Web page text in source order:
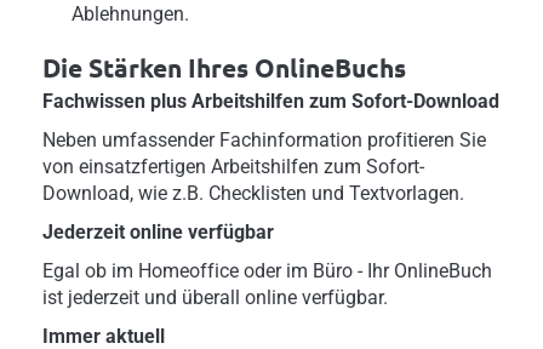
Ablehnungen.
Die Stärken Ihres OnlineBuchs
Fachwissen plus Arbeitshilfen zum Sofort-Download
Neben umfassender Fachinformation profitieren Sie
von einsatzfertigen Arbeitshilfen zum Sofort-
Download, wie z.B. Checklisten und Textvorlagen.
Jederzeit online verfügbar
Egal ob im Homeoffice oder im Büro - Ihr OnlineBuch
ist jederzeit und überall online verfügbar.
Immer aktuell